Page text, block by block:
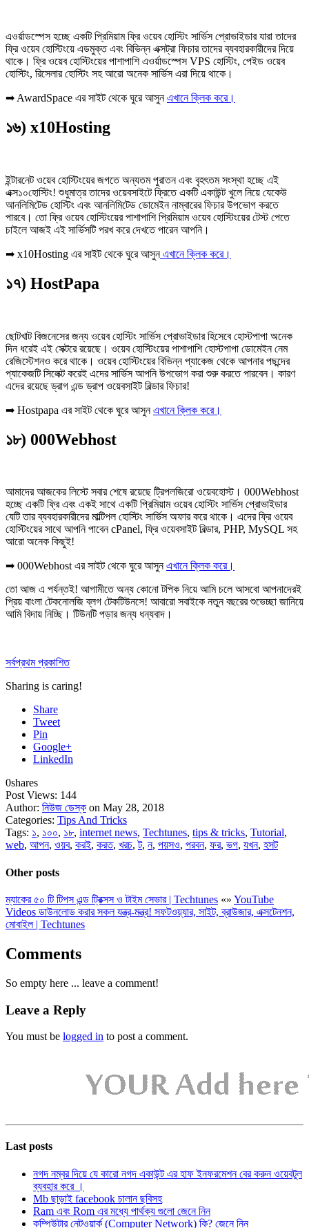
এওর্য়াডস্পেস হচ্ছে একটি প্রিমিয়াম ফ্রি ওয়েব হোস্টিং সার্ভিস প্রোভাইডার যারা তাদের
ফ্রি ওয়েব হোস্টিংয়ে এডমুক্ত এবং বিভিন্ন এক্সট্রা ফিচার তাদের ব্যবহারকারীদের দিয়ে
থাকে। ফ্রি ওয়েব হোস্টিংয়ের পাশাপাশি এওর্য়াডস্পেস VPS হোস্টিং, পেইড ওয়েব
হোস্টিং, রিসেলার হোস্টিং সহ আরো অনেক সার্ভিস এরা দিয়ে থাকে।
➡ AwardSpace এর সাইট থেকে ঘুরে আসুনএখানে ক্লিক করে।
১৬) x10Hosting
ইন্টারনেট ওয়েব হোস্টিংয়ের জগতে অন্যতম পুরাতন এবং বৃহৎতম সংস্থা হচ্ছে এই
এক্স১০হোস্টিং! শুধুমাত্র তাদের ওয়েবসাইটে ফ্রিতে একটি একাউন্ট খুলে নিয়ে যেকেউ
আনলিমিটেড হোস্টিং এবং আনলিমিটেড ডোমেইন নাম্বারের ফিচার উপভোগ করতে
পারবে। তো ফ্রি ওয়েব হোস্টিংয়ের পাশাপাশি প্রিমিয়াম ওয়েব হোস্টিংয়ের টেস্ট পেতে
চাইলে আজই এই সার্ভিসটি পরখ করে দেখতে পারেন আপনি।
➡ x10Hosting এর সাইট থেকে ঘুরে আসুনএখানে ক্লিক করে।
১৭) HostPapa
ছোটখাট বিজনেসের জন্য ওয়েব হোস্টিং সার্ভিস প্রোভাইডার হিসেবে হোস্টপাপা অনেক
দিন ধরেই এই সেক্টরে রয়েছে। ওয়েব হোস্টিংয়ের পাশাপাশি হোস্টপাপা ডোমেইন নেম
রেজিস্টেশনও করে থাকে। ওয়েব হোস্টিংয়ের বিভিন্ন প্যাকেজ থেকে আপনার পছন্দের
প্যাকেজটি সিলেক্ট করেই এদের সার্ভিস আপনি উপভোগ করা শুরু করতে পারবেন। কারণ
এদের রয়েছে ড্রাগ এন্ড ড্রাপ ওয়েবসাইট বিল্ডার ফিচার!
➡ Hostpapa এর সাইট থেকে ঘুরে আসুনএখানে ক্লিক করে।
১৮) 000Webhost
আমাদের আজকের লিস্টে সবার শেষে রয়েছে ট্রিপলজিরো ওয়েবহোস্ট। 000Webhost
হচ্ছে একটি ফ্রি এবং একই সাথে একটি প্রিমিয়াম ওয়েব হোস্টিং সার্ভিস প্রোভাইডার
যেটি তার ব্যবহারকারীদের মাল্টিপল হোস্টিং সার্ভিস অফার করে থাকে। এদের ফ্রি ওয়েব
হোস্টিংয়ের সাথে আপনি পাবেন cPanel, ফ্রি ওয়েবসাইট বিল্ডার, PHP, MySQL সহ
আরো অনেক কিছুই!
➡ 000Webhost এর সাইট থেকে ঘুরে আসুনএখানে ক্লিক করে।
তো আজ এ পর্যন্তই! আগামীতে অন্য কোনো টপিক নিয়ে আমি চলে আসবো আপনাদেরই
প্রিয় বাংলা টেকনোলজি ব্লগ টেকটিউনসে! আবারো সবাইকে নতুন বছরের শুভেচ্ছা জানিয়ে
আমি বিদায় নিচ্ছি। টিউনটি পড়ার জন্য ধন্যবাদ।
সর্বপ্রথম প্রকাশিত
Sharing is caring!
Share
Tweet
Pin
Google+
LinkedIn
0shares
Post Views: 144
Author: নিউজ ডেস্ক on May 28, 2018
Categories: Tips And Tricks
Tags: ১, ১০০, ১৮, internet news, Techtunes, tips & tricks, Tutorial,
web, আপন, ওয়ব, করই, করত, খরচ,ট, ন, পয়সও, পরবন, ফর, ভগ, যখন, হসট
Other posts
ম্যাকের ৫০ টি টিপস এন্ড ট্রিক্সস ও টাইম সেভার | Techtunes «» YouTube
Videos ডাউনলোড করার সকল যন্ত্র-মন্ত্র! সফটওয়্যার, সাইট, ব্রাউজার, এক্সটেনশন,
মোবাইল | Techtunes
Comments
So empty here ... leave a comment!
Leave a Reply
You must be logged in to post a comment.
Last posts
নগদ নম্বর দিয়ে যে কারো নগদ একাউন্ট এর হাফ ইনফরমেশন বের করুন ওয়েবটুল
ব্যবহার করে ।
Mb ছাড়াই facebook চালান ছবিসহ
Ram এবং Rom এর মধ্যে পার্থক্য গুলো জেনে নিন
কম্পিউটার নেটওয়ার্ক (Computer Network) কি? জেনে নিন